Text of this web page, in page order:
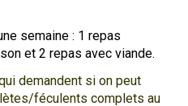
semaine : 1 repas
et 2 repas avec viande.
demandent si on peut
féculents complets au